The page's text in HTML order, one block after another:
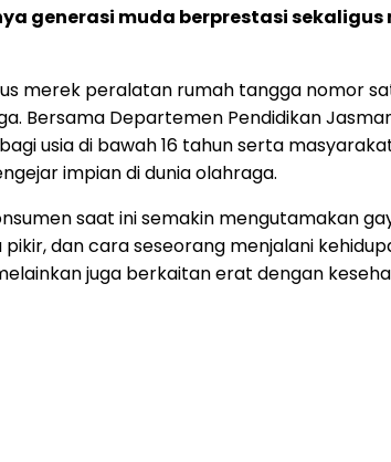
generasi muda berprestasi sekaligus
merek peralatan rumah tangga nomor
Bersama Departemen Pendidikan
usia di bawah 16 tahun serta
impian di dunia olahraga.
saat ini semakin mengutamakan
dan cara seseorang menjalani
juga berkaitan erat dengan